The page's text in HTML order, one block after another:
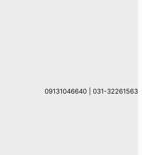
031-32261563 | 09131046640